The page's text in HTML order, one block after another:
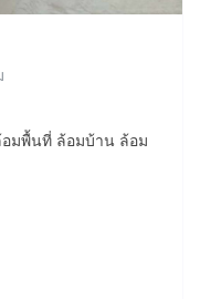
มพื้นที่ ล้อมบ้าน ล้อม